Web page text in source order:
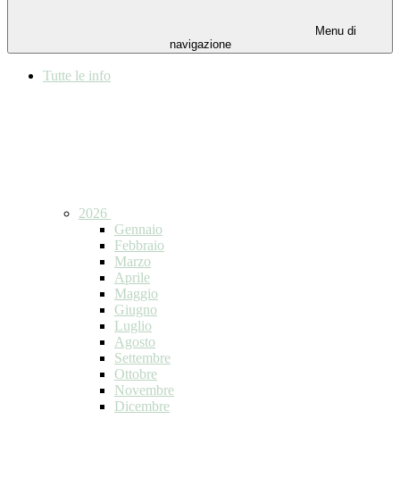
Menu di
navigazione
Tutte le info
2026
Gennaio
Febbraio
Marzo
Aprile
Maggio
Giugno
Luglio
Agosto
Settembre
Ottobre
Novembre
Dicembre